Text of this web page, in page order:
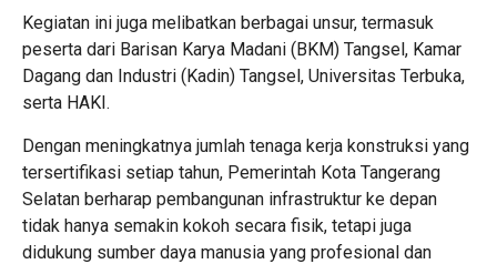
Kegiatan ini juga melibatkan berbagai unsur, termasuk
peserta dari Barisan Karya Madani (BKM) Tangsel, Kamar
Dagang dan Industri (Kadin) Tangsel, Universitas Terbuka,
serta HAKI.
Dengan meningkatnya jumlah tenaga kerja konstruksi yang
tersertifikasi setiap tahun, Pemerintah Kota Tangerang
Selatan berharap pembangunan infrastruktur ke depan
tidak hanya semakin kokoh secara fisik, tetapi juga
didukung sumber daya manusia yang profesional dan